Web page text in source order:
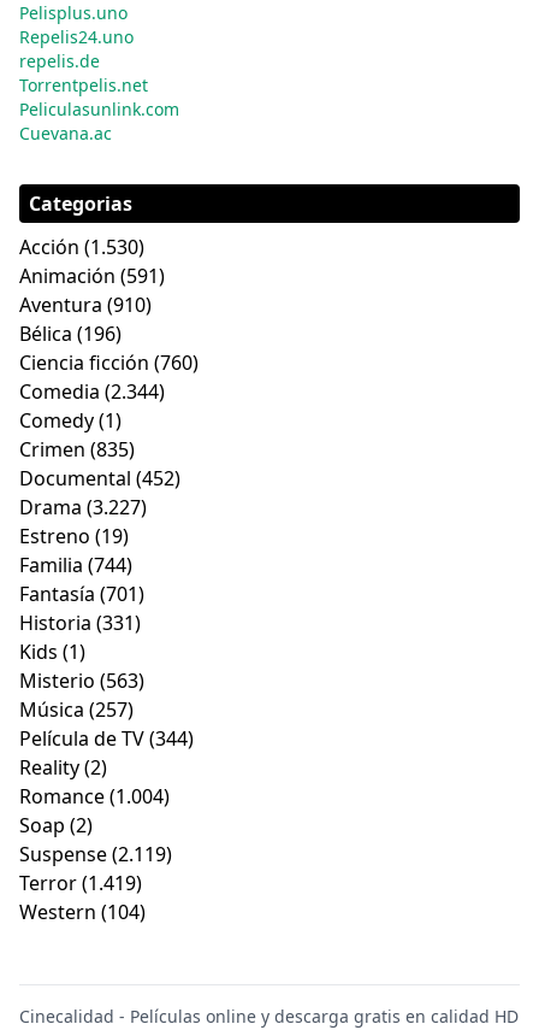
Pelisplus.uno
Repelis24.uno
repelis.de
Torrentpelis.net
Peliculasunlink.com
Cuevana.ac
Categorias
Acción (1.530)
Animación (591)
Aventura (910)
Bélica (196)
Ciencia ficción (760)
Comedia (2.344)
Comedy(1)
Crimen (835)
Documental (452)
Drama (3.227)
Estreno (19)
Familia (744)
Fantasía (701)
Historia (331)
Kids (1)
Misterio (563)
Música (257)
Película de TV(344)
Reality(2)
Romance(1.004)
Soap (2)
Suspense(2.119)
Terror(1.419)
Western (104)
Cinecalidad - Películas online y descarga gratis en calidad HD